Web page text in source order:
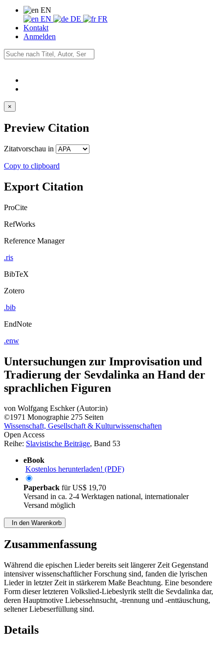
EN
EN
DE
FR
Kontakt
Anmelden
×
Preview Citation
Zitatvorschau in
Copy to clipboard
Export Citation
ProCite
RefWorks
Reference Manager
.ris
BibTeX
Zotero
.bib
EndNote
.enw
Untersuchungen zur Improvisation und
Tradierung der Sevdalinka an Hand der
sprachlichen Figuren
von Wolfgang Eschker (Autor:in)
©1971 Monographie 275 Seiten
Wissenschaft, Gesellschaft & Kulturwissenschaften
Open Access
Reihe: Slavistische Beiträge, Band 53
eBook
Kostenlos herunterladen! (PDF)
Paperback fürUS$ 19,70
Versand in ca. 2-4 Werktagen national, internationaler
Versand möglich
In den Warenkorb
Zusammenfassung
Während die epischen Lieder bereits seit längerer Zeit Gegenstand
intensiver wissenschaftlicher Forschung sind, fanden die lyrischen
Lieder in letzter Zeit in stärkerem Maße Beachtung. Eine besondere
Form dieser letzteren Volkslied-Liebeslyrik stellt die Sevdalinka dar,
deren Hauptmotive Liebessehnsucht, -trennung und -enttäuschung,
seltener Liebeserfüllung sind.
Details